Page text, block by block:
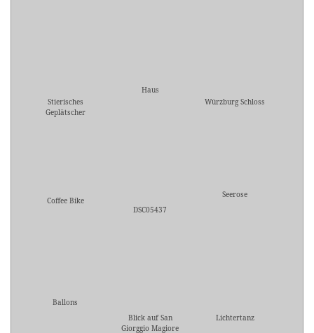
Stierisches
Geplätscher
Haus
Würzburg Schloss
Coffee Bike
DSC05437
Seerose
Ballons
Blick auf San
Giorggio Magiore
Lichtertanz